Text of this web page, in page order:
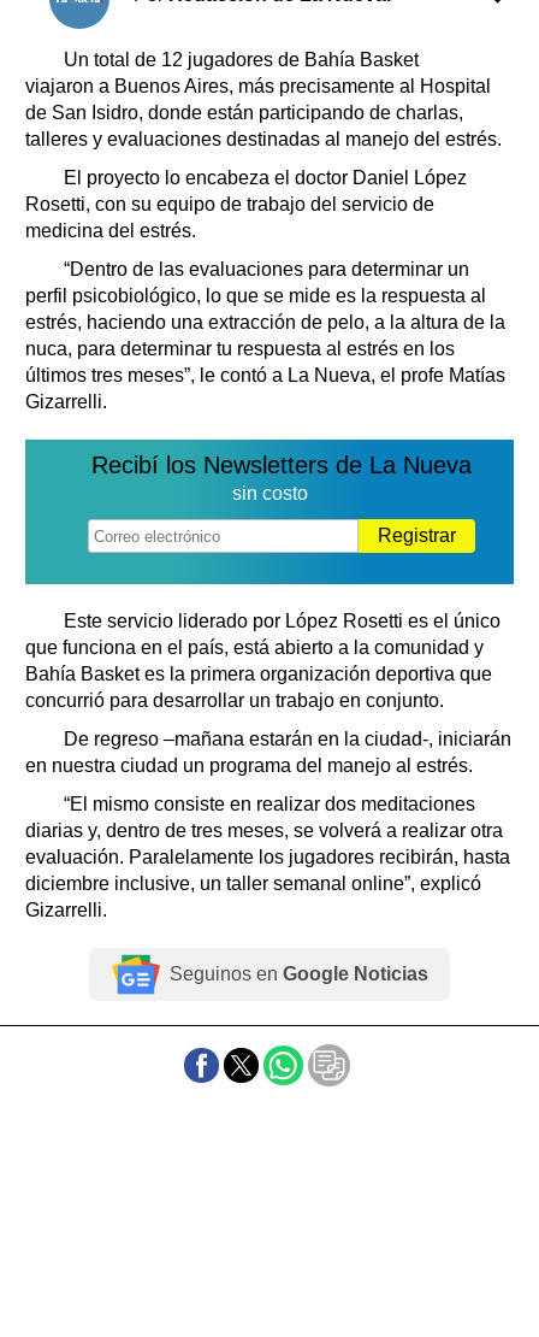
Clasificados
Suplementos
Servicios
Farmacias
Transportes
Loterías
Datos Útiles
Edictos
Teléfonos de urgencia
Un total de 12 jugadores de Bahía Basket
viajaron a Buenos Aires, más precisamente al Hospital
de San Isidro, donde están participando de charlas,
talleres y evaluaciones destinadas al manejo del estrés.
El proyecto lo encabeza el doctor Daniel López
Rosetti, con su equipo de trabajo del servicio de
medicina del estrés.
“Dentro de las evaluaciones para determinar un
perfil psicobiológico, lo que se mide es la respuesta al
estrés, haciendo una extracción de pelo, a la altura de la
nuca, para determinar tu respuesta al estrés en los
últimos tres meses”, le contó a La Nueva, el profe Matías
Gizarrelli.
Recibí los Newsletters de La Nueva
sin costo
Registrar
Este servicio liderado por López Rosetti es el único
que funciona en el país, está abierto a la comunidad y
Bahía Basket es la primera organización deportiva que
concurrió para desarrollar un trabajo en conjunto.
De regreso –mañana estarán en la ciudad-, iniciarán
en nuestra ciudad un programa del manejo al estrés.
“El mismo consiste en realizar dos meditaciones
diarias y, dentro de tres meses, se volverá a realizar otra
evaluación. Paralelamente los jugadores recibirán, hasta
diciembre inclusive, un taller semanal online”, explicó
Gizarrelli.
Seguinos en Google Noticias